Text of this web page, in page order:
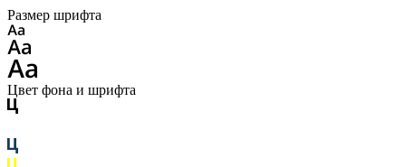
Размер шрифта
Цвет фона и шрифта